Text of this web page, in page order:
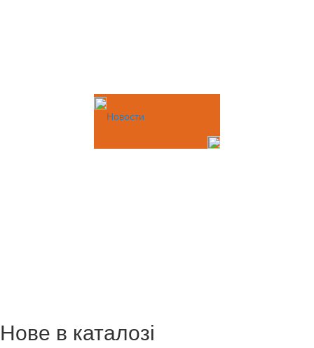
Новости
Нове в каталозі